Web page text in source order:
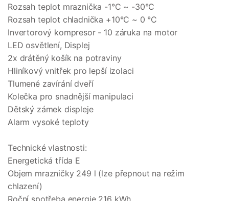
Rozsah teplot mraznička -1°C ~ -30°C
Rozsah teplot chladnička +10°C ~ 0 °C
Invertorový kompresor - 10 záruka na motor
LED osvětlení, Displej
2x drátěný košík na potraviny
Hliníkový vnitřek pro lepší izolaci
Tlumené zavírání dveří
Kolečka pro snadnější manipulaci
Dětský zámek displeje
Alarm vysoké teploty
Technické vlastnosti:
Energetická třída E
Objem mrazničky 249 l (lze přepnout na režim
chlazení)